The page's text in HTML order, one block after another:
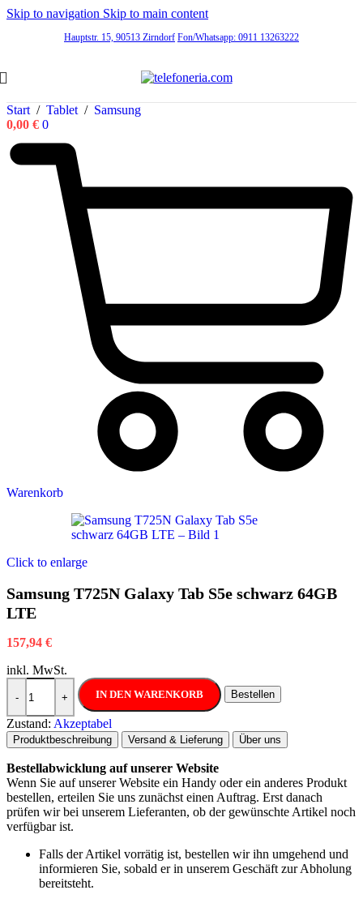
Skip to navigation Skip to main content
Hauptstr. 15, 90513 Zirndorf Fon/Whatsapp: 0911 13263222
Start / Tablet / Samsung
0,00 € 0
Warenkorb
Click to enlarge
Samsung T725N Galaxy Tab S5e schwarz 64GB
LTE
157,94 €
inkl. MwSt.
-
Samsung T725N Galaxy Tab S5e schwarz 64GB LTE Menge
+ IN DEN WARENKORB Bestellen
Zustand: Akzeptabel
Produktbeschreibung Versand & Lieferung Über uns
Bestellabwicklung auf unserer Website
Wenn Sie auf unserer Website ein Handy oder ein anderes Produkt
bestellen, erteilen Sie uns zunächst einen Auftrag. Erst danach
prüfen wir bei unserem Lieferanten, ob der gewünschte Artikel noch
verfügbar ist.
Falls der Artikel vorrätig ist, bestellen wir ihn umgehend und
informieren Sie, sobald er in unserem Geschäft zur Abholung
bereitsteht.